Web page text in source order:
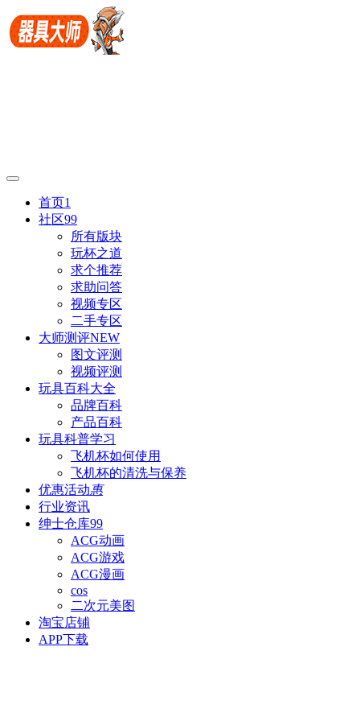
首页1
社区99
所有版块
玩杯之道
求个推荐
求助问答
视频专区
二手专区
大师测评NEW
图文评测
视频评测
玩具百科大全
品牌百科
产品百科
玩具科普学习
飞机杯如何使用
飞机杯的清洗与保养
优惠活动惠
行业资讯
绅士仓库99
ACG动画
ACG游戏
ACG漫画
cos
二次元美图
淘宝店铺
APP下载